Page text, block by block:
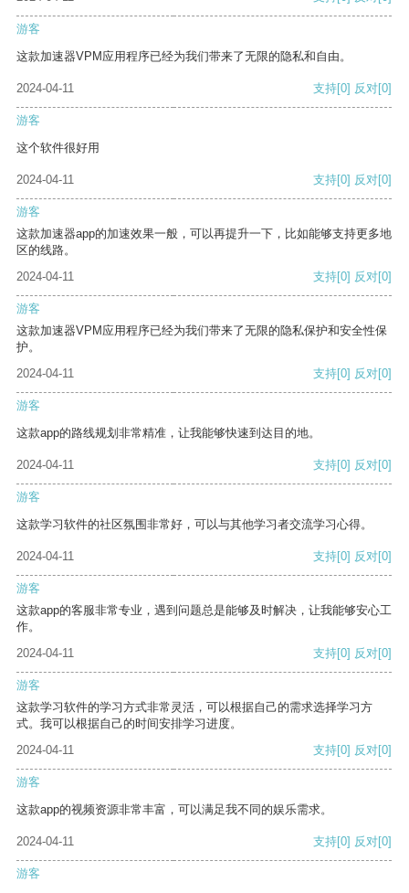
游客
这款加速器VPM应用程序已经为我们带来了无限的隐私和自由。
2024-04-11 支持[0] 反对[0]
游客
这个软件很好用
2024-04-11 支持[0] 反对[0]
游客
这款加速器app的加速效果一般，可以再提升一下，比如能够支持更多地
区的线路。
2024-04-11
支持[0] 反对[0]
游客
这款加速器VPM应用程序已经为我们带来了无限的隐私保护和安全性保
护。
2024-04-11
支持[0] 反对[0]
游客
这款app的路线规划非常精准，让我能够快速到达目的地。
2024-04-11 支持[0] 反对[0]
游客
这款学习软件的社区氛围非常好，可以与其他学习者交流学习心得。
2024-04-11 支持[0] 反对[0]
游客
这款app的客服非常专业，遇到问题总是能够及时解决，让我能够安心工
作。
2024-04-11
支持[0] 反对[0]
游客
这款学习软件的学习方式非常灵活，可以根据自己的需求选择学习方
式。我可以根据自己的时间安排学习进度。
2024-04-11
支持[0] 反对[0]
游客
这款app的视频资源非常丰富，可以满足我不同的娱乐需求。
2024-04-11 支持[0] 反对[0]
游客